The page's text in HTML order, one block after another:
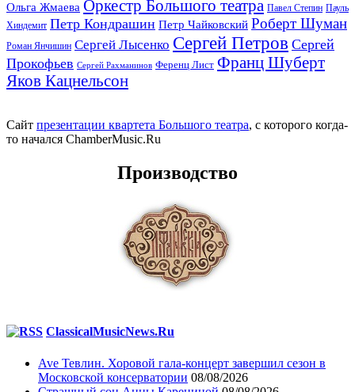
Ольга Жмаева Оркестр Большого театра Павел Степин Пауль
Хиндемит Петр Кондрашин Петр Чайковский Роберт Шуман
Роман Янчишин Сергей Лысенко Сергей Петров Сергей
Прокофьев Сергей Рахманинов Ференц Лист Франц Шуберт
Яков Кацнельсон
Сайт презентации квартета Большого театра, с которого когда-
то начался ChamberMusic.Ru
Производство
ClassicalMusicNews.Ru
Ave Тевлин. Хоровой гала-концерт завершил сезон в
Московской консерватории 08/08/2026